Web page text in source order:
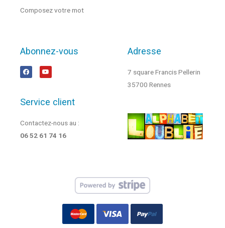
Composez votre mot
Abonnez-vous
Service client
Contactez-nous au :
06 52 61 74 16
Adresse
7 square Francis Pellerin
35700 Rennes